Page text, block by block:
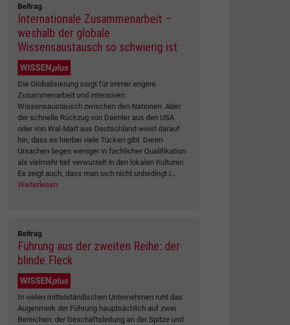
Beitrag
Internationale Zusammenarbeit –
weshalb der globale
Wissensaustausch so schwierig ist
WISSENplus
Die Globalisierung sorgt für immer engere
Zusammenarbeit und intensiven
Wissensaustausch zwischen den Nationen. Aber
der schnelle Rückzug von Daimler aus den USA
oder von Wal-Mart aus Deutschland weist darauf
hin, dass es hierbei viele Tücken gibt. Deren
Ursachen liegen weniger in fachlicher Qualifikation
als vielmehr tief verwurzelt in den lokalen Kulturen.
Es zeigt auch, dass man sich nicht unbedingt i...
Weiterlesen
Beitrag
Führung aus der zweiten Reihe: der
blinde Fleck
WISSENplus
In vielen mittelständischen Unternehmen ruht das
Augenmerk der Führung hauptsächlich auf zwei
Bereichen: der Geschäftsleitung an der Spitze und